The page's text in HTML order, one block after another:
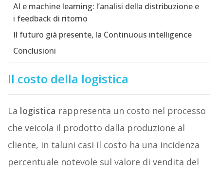
AI e machine learning: l’analisi della distribuzione e
i feedback di ritorno
Il futuro già presente, la Continuous intelligence
Conclusioni
Il costo della logistica
La logistica rappresenta un costo nel processo
che veicola il prodotto dalla produzione al
cliente, in taluni casi il costo ha una incidenza
percentuale notevole sul valore di vendita del